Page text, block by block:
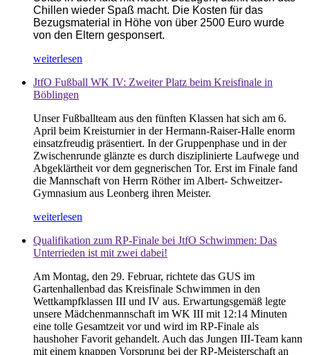
Chillen wieder Spaß macht. Die Kosten für das
Bezugsmaterial in Höhe von über 2500 Euro wurde
von den Eltern gesponsert.
weiterlesen
JtfO Fußball WK IV: Zweiter Platz beim Kreisfinale in
Böblingen
Unser Fußballteam aus den fünften Klassen hat sich am 6.
April beim Kreisturnier in der Hermann-Raiser-Halle enorm
einsatzfreudig präsentiert. In der Gruppenphase und in der
Zwischenrunde glänzte es durch disziplinierte Laufwege und
Abgeklärtheit vor dem gegnerischen Tor. Erst im Finale fand
die Mannschaft von Herrn Röther im Albert- Schweitzer-
Gymnasium aus Leonberg ihren Meister.
weiterlesen
Qualifikation zum RP-Finale bei JtfO Schwimmen: Das
Unterrieden ist mit zwei dabei!
Am Montag, den 29. Februar, richtete das GUS im
Gartenhallenbad das Kreisfinale Schwimmen in den
Wettkampfklassen III und IV aus. Erwartungsgemäß legte
unsere Mädchenmannschaft im WK III mit 12:14 Minuten
eine tolle Gesamtzeit vor und wird im RP-Finale als
haushoher Favorit gehandelt. Auch das Jungen III-Team kann
mit einem knappen Vorsprung bei der RP-Meisterschaft an